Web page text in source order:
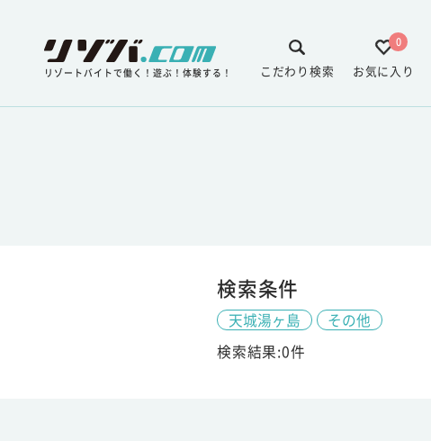
リゾートバイトで働く！遊ぶ！体験する！
0
お気に入り
こだわり検索
検索条件
天城湯ヶ島
その他
検索結果:0件